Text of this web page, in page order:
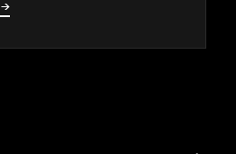
→